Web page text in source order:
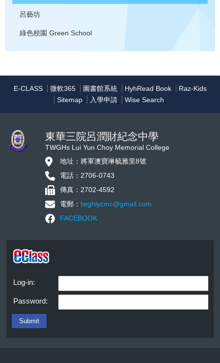
呂藝坊
綠色校園 Green School
E-CLASS 微軟365 圖書館系統 HyhRead Book
Raz-Kids
Sitemap
入學申請 Wise Search
東華三院呂潤財紀念中學
TWGHs Lui Yun Choy Memorial College
地址：將軍澳寶琳毓雅里8號
電話：2706-0743
傳真：2702-4592
電郵：twghlycmc@gmail.com
FACEBOOK
Log-in:
Password: